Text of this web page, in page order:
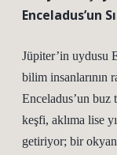
Enceladus’un
Jüpiter’in uydusu
bilim insanlarının
Enceladus’un buz
keşfi, aklıma lise
getiriyor; bir